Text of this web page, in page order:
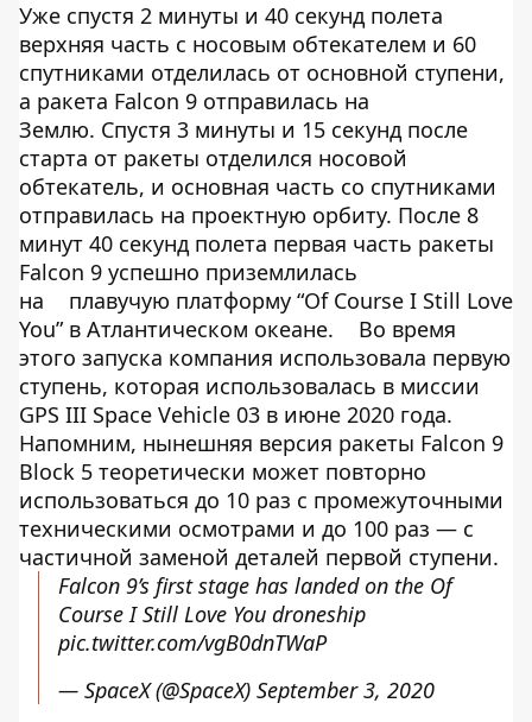
Уже спустя 2 минуты и 40 секунд полета
верхняя часть с носовым обтекателем и 60
спутниками отделилась от основной ступени,
а ракета Falcon 9 отправилась на
Землю. Спустя 3 минуты и 15 секунд после
старта от ракеты отделился носовой
обтекатель, и основная часть со спутниками
отправилась на проектную орбиту. После 8
минут 40 секунд полета первая часть ракеты
Falcon 9 успешно приземлилась
на
плавучую платформу “Of Course I Still Love
You” в Атлантическом океане.
Во время
этого запуска компания использовала первую
ступень, которая использовалась в миссии
GPS III Space Vehicle 03 в июне 2020 года.
Напомним, нынешняя версия ракеты Falcon 9
Block 5 теоретически может повторно
использоваться до 10 раз с промежуточными
техническими осмотрами и до 100 раз — с
частичной заменой деталей первой ступени.
Falcon 9’s first stage has landed on the Of
Course I Still Love You droneship
pic.twitter.com/vgB0dnTWaP
— SpaceX (@SpaceX) September 3, 2020